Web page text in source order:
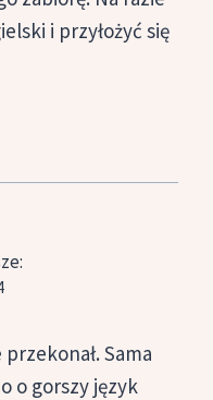
i przyłożyć się
Sama
o gorszy język